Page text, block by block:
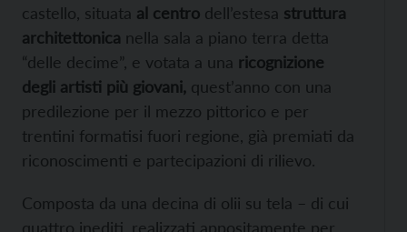
castello, situata al centro dell’estesa struttura
architettonica nella sala a piano terra detta
“delle decime”, e votata a una ricognizione
degli artisti più giovani, quest’anno con una
predilezione per il mezzo pittorico e per
trentini formatisi fuori regione, già premiati da
riconoscimenti e partecipazioni di rilievo.
Composta da una decina di olii su tela – di cui
quattro inediti, realizzati appositamente per